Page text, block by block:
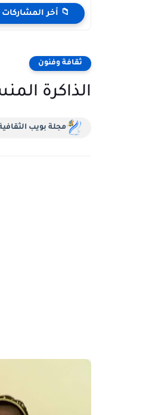
📁 أخر المشاركات
ثقافة وفنون
الذاكرة
مجلة بويب